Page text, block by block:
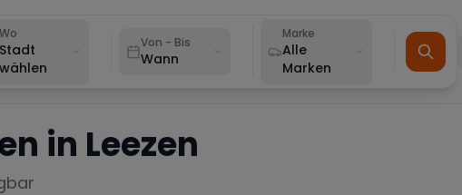
Wo
Stadt
wählen
Von - Bis
Wann
Marke
Alle
Marken
in Leezen